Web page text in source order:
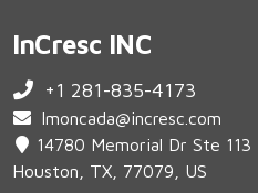
InCresc INC
+1 281-835-4173
lmoncada@incresc.com
14780 Memorial Dr Ste 113
Houston, TX, 77079, US